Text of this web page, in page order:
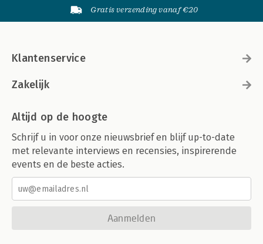
Gratis verzending vanaf €20
Klantenservice
Zakelijk
Altijd op de hoogte
Schrijf u in voor onze nieuwsbrief en blijf up-to-date
met relevante interviews en recensies, inspirerende
events en de beste acties.
Aanmelden